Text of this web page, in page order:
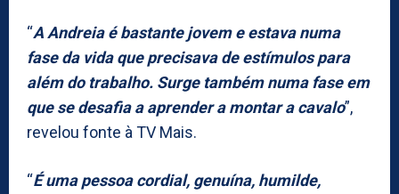
“A Andreia é bastante jovem e estava numa
fase da vida que precisava de estímulos para
além do trabalho. Surge também numa fase em
que se desafia a aprender a montar a cavalo”,
revelou fonte à TV Mais.
“É uma pessoa cordial, genuína, humilde,